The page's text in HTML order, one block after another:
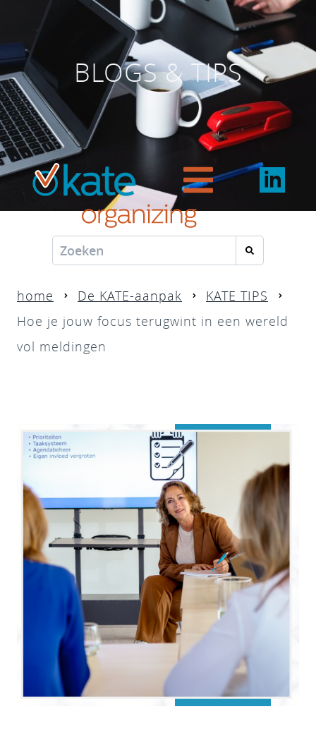
BLOGS & TIPS
home De KATE-aanpak
KATE TIPS
Hoe je jouw focus terugwint in een wereld
vol meldingen